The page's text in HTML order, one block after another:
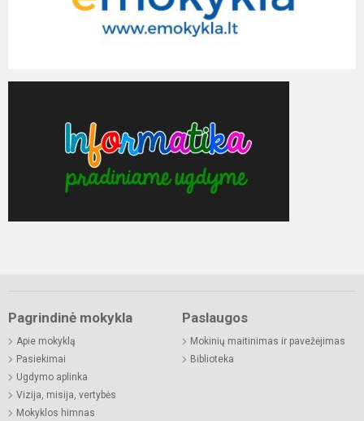
Pagrindinė mokykla
Apie mokyklą
Pasiekimai
Ugdymo aplinka
Vizija, misija, vertybės
Mokyklos himnas
Paslaugos
Mokinių maitinimas ir pavežėjimas
Biblioteka